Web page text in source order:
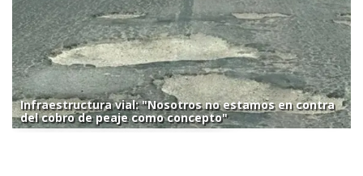
Infraestructura vial: "Nosotros no estamos en contra
del cobro de peaje como concepto"